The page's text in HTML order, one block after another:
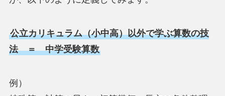
公立カリキュラム（小中高）以外で学ぶ算数の技
法 ＝ 中学受験算数
例）